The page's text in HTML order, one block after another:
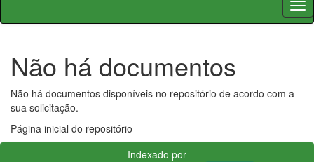
Não há documentos
Não há documentos disponíveis no repositório de acordo com a
sua solicitação.
Página inicial do repositório
Indexado por